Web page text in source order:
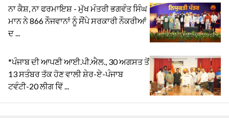
ਨਾ ਕੈਸ਼, ਨਾ ਫਰਮਾਇਸ਼ - ਮੁੱਖ ਮੰਤਰੀ ਭਗਵੰਤ ਸਿੰਘ
ਮਾਨ ਨੇ 866 ਨੌਜਵਾਨਾਂ ਨੂੰ ਸੌਂਪੇ ਸਰਕਾਰੀ ਨੌਕਰੀਆਂ
ਦ ...
*ਪੰਜਾਬ ਦੀ ਆਪਣੀ ਆਈ.ਪੀ.ਐਲ., 30 ਅਗਸਤ ਤੋਂ
13 ਸਤੰਬਰ ਤੱਕ ਹੋਣ ਵਾਲੀ ਸ਼ੇਰ-ਏ-ਪੰਜਾਬ
ਟਵੰਟੀ-20 ਲੀਗ ਵਿੱ ...